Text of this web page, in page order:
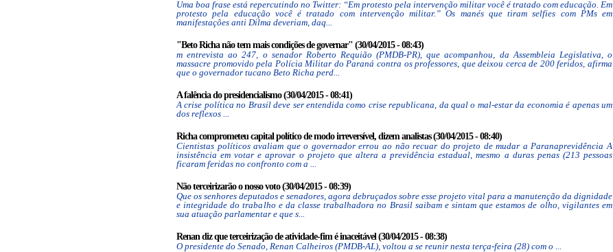
Uma boa frase está repercutindo no Twitter: “Em protesto pela intervenção militar você é tratado com educação. Em
protesto pela educação você é tratado com intervenção militar.” Os manés que tiram selfies com PMs em
manifestações anti Dilma deveriam, daq...
"Beto Richa não tem mais condições de governar" (30/04/2015 - 08:43)
m entrevista ao 247, o senador Roberto Requião (PMDB-PR), que acompanhou, da Assembleia Legislativa, o
massacre promovido pela Polícia Militar do Paraná contra os professores, que deixou cerca de 200 feridos, afirma
que o governador tucano Beto Richa perd...
A falência do presidencialismo (30/04/2015 - 08:41)
A crise política no Brasil deve ser entendida como crise republicana, da qual o mal-estar da economia é apenas um
dos reflexos ...
Richa comprometeu capital político de modo irreversível, dizem analistas (30/04/2015 - 08:40)
Cientistas políticos avaliam que o governador errou ao não recuar do projeto de mudar a Paranaprevidência A
insistência em votar e aprovar o projeto que altera a previdência estadual, mesmo a duras penas (213 pessoas
ficaram feridas no confronto com a ...
Não terceirizarão o nosso voto (30/04/2015 - 08:39)
Que os senhores deputados e senadores, agora debruçados sobre esse projeto vital para a manutenção da dignidade
e integridade do trabalho e da classe trabalhadora no Brasil saibam e sintam que estamos de olho, vigilantes em
sua atuação parlamentar e que s...
Renan diz que terceirização de atividade-fim é inaceitável (30/04/2015 - 08:38)
O presidente do Senado, Renan Calheiros (PMDB-AL), voltou a se reunir nesta terça-feira (28) com o ...